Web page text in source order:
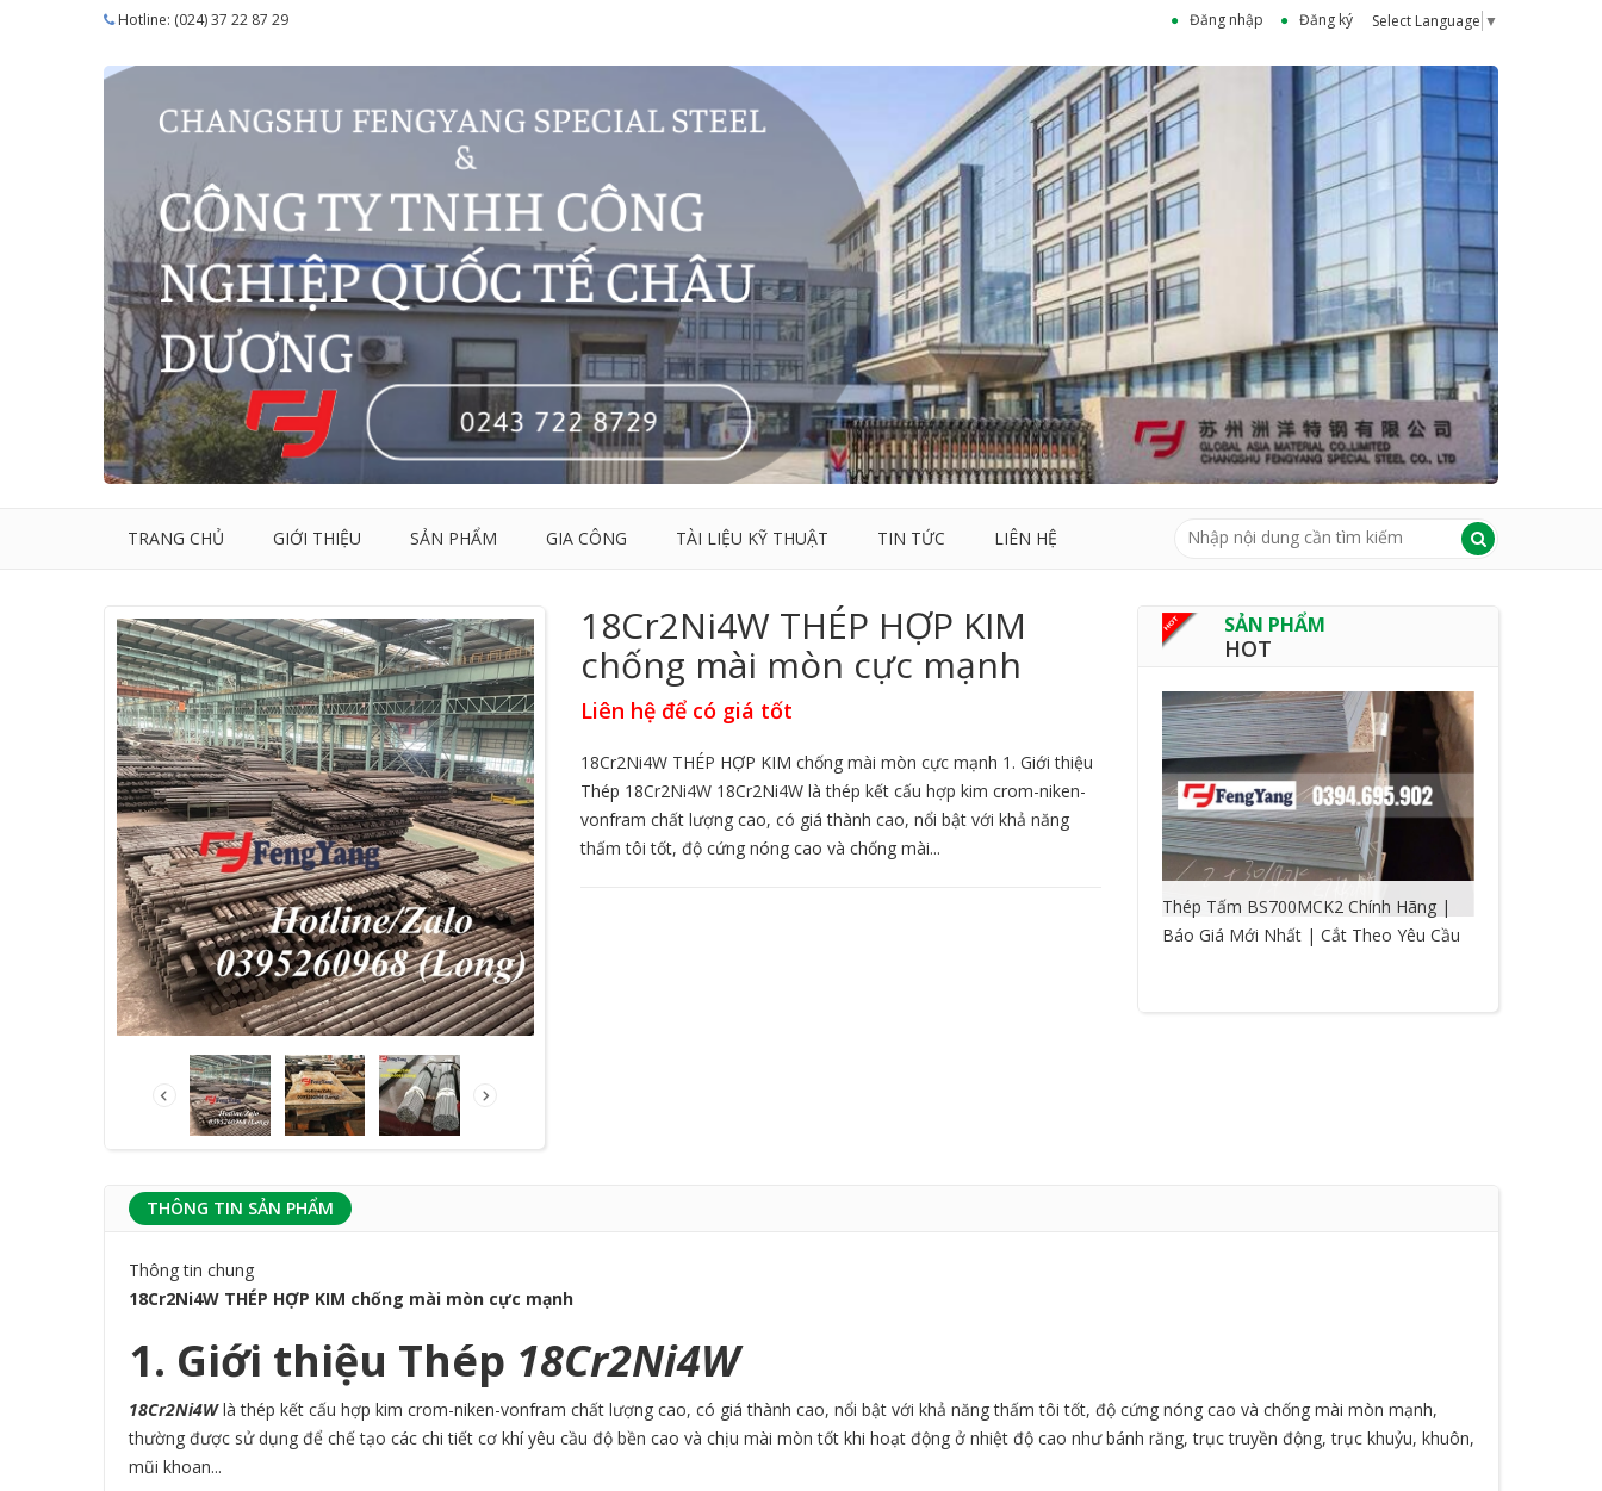
Hotline: (024) 37 22 87 29 Đăng nhập Đăng ký Select Language ▼
TRANG CHỦ GIỚI THIỆU SẢN PHẨM GIA CÔNG TÀI LIỆU KỸ THUẬT TIN TỨC LIÊN HỆ
18Cr2Ni4W THÉP HỢP KIM
chống mài mòn cực mạnh
Liên hệ để có giá tốt
18Cr2Ni4W THÉP HỢP KIM chống mài mòn cực mạnh 1. Giới thiệu
Thép 18Cr2Ni4W 18Cr2Ni4W là thép kết cấu hợp kim crom-niken-
vonfram chất lượng cao, có giá thành cao, nổi bật với khả năng
thấm tôi tốt, độ cứng nóng cao và chống mài...
SẢN PHẨM
HOT
Thép Tấm BS700MCK2 Chính Hãng |
Báo Giá Mới Nhất | Cắt Theo Yêu Cầu
THÔNG TIN SẢN PHẨM
Thông tin chung
18Cr2Ni4W THÉP HỢP KIM chống mài mòn cực mạnh
1. Giới thiệu Thép 18Cr2Ni4W
18Cr2Ni4W là thép kết cấu hợp kim crom-niken-vonfram chất lượng cao, có giá thành cao, nổi bật với khả năng thấm tôi tốt, độ cứng nóng cao và chống mài mòn mạnh,
thường được sử dụng để chế tạo các chi tiết cơ khí yêu cầu độ bền cao và chịu mài mòn tốt khi hoạt động ở nhiệt độ cao như bánh răng, trục truyền động, trục khuỷu, khuôn,
mũi khoan...